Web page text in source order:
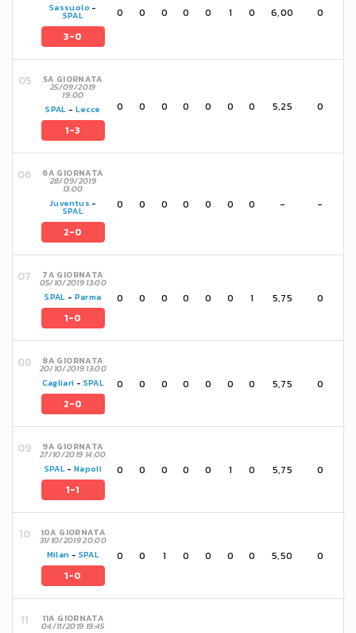
Sassuolo -
SPAL
3-0
0 0 0 0 0 1 0 6,00 0
5A GIORNATA
25/09/2019
19:00
SPAL - Lecce
1-3
0 0 0 0 0 0 0 5,25 0
6A GIORNATA
28/09/2019
13:00
Juventus -
SPAL
2-0
0 0 0 0 0 0 0 - -
7A GIORNATA
05/10/2019 13:00
SPAL - Parma
1-0
0 0 0 0 0 0 1 5,75 0
8A GIORNATA
20/10/2019 13:00
Cagliari - SPAL
2-0
0 0 0 0 0 0 0 5,75 0
9A GIORNATA
27/10/2019 14:00
SPAL-Napoli
1-1
0 0 0 0 0 1 0 5,75 0
10A GIORNATA
31/10/2019 20:00
Milan - SPAL
1-0
0 0 1 0 0 0 0 5,50 0
11A GIORNATA
04/11/2019 19:45